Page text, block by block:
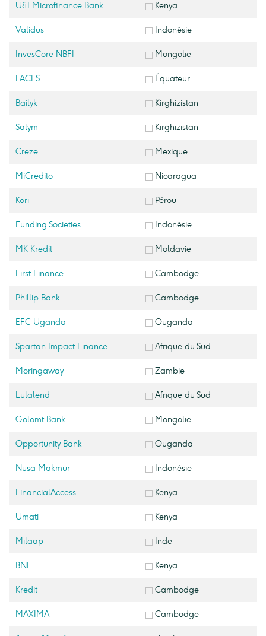
U&I Microfinance Bank Kenya
Validus Indonésie
InvesCore NBFI Mongolie
FACES Équateur
Bailyk Kirghizistan
Salym Kirghizistan
Creze Mexique
MiCredito Nicaragua
Kori Pérou
Funding Societies Indonésie
MK Kredit Moldavie
First Finance Cambodge
Phillip Bank Cambodge
EFC Uganda Ouganda
Spartan Impact Finance Afrique du Sud
Moringaway Zambie
Lulalend Afrique du Sud
Golomt Bank Mongolie
Opportunity Bank Ouganda
Nusa Makmur Indonésie
FinancialAccess Kenya
Umati Kenya
Milaap Inde
BNF Kenya
Kredit Cambodge
MAXIMA Cambodge